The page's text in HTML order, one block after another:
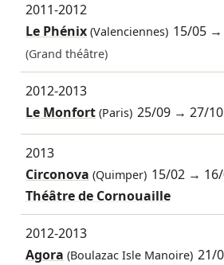
2011-2012
Le Phénix(Valenciennes) 15/05 →
(Grand théâtre)
2012-2013
Le Monfort(Paris) 25/09 →27/10
2013
Circonova (Quimper) 15/02 →
Théâtre de Cornouaille
2012-2013
Agora (Boulazac Isle Manoire) 21/